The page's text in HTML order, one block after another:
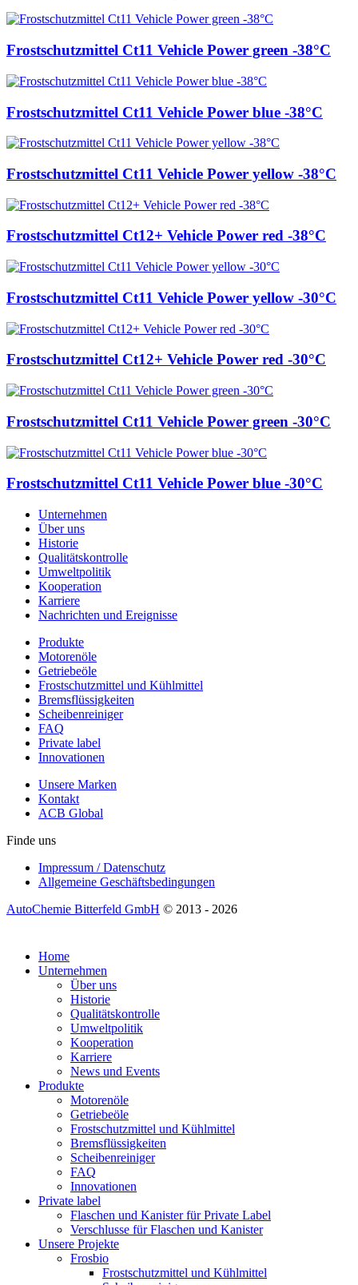
Frostschutzmittel Ct11 Vehicle Power green -38°С
Frostschutzmittel Ct11 Vehicle Power blue -38°С
Frostschutzmittel Ct11 Vehicle Power yellow -38°С
Frostschutzmittel Ct12+ Vehicle Power red -38°С
Frostschutzmittel Ct11 Vehicle Power yellow -30°С
Frostschutzmittel Ct12+ Vehicle Power red -30°С
Frostschutzmittel Ct11 Vehicle Power green -30°С
Frostschutzmittel Ct11 Vehicle Power blue -30°С
Unternehmen
Über uns
Historie
Qualitätskontrolle
Umweltpolitik
Kooperation
Karriere
Nachrichten und Ereignisse
Produkte
Motorenöle
Getriebeöle
Frostschutzmittel und Kühlmittel
Bremsflüssigkeiten
Scheibenreiniger
FAQ
Private label
Innovationen
Unsere Marken
Kontakt
ACB Global
Finde uns
Impressum / Datenschutz
Allgemeine Geschäftsbedingungen
AutoChemie Bitterfeld GmbH © 2013 - 2026
Home
Unternehmen
Über uns
Historie
Qualitätskontrolle
Umweltpolitik
Kooperation
Karriere
News und Events
Produkte
Motorenöle
Getriebeöle
Frostschutzmittel und Kühlmittel
Bremsflüssigkeiten
Scheibenreiniger
FAQ
Innovationen
Private label
Flaschen und Kanister für Private Label
Verschlusse für Flaschen und Kanister
Unsere Projekte
Frosbio
Frostschutzmittel und Kühlmittel